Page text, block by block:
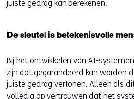
juiste gedrag kan berekenen.
De sleutel is betekenisvolle
Bij het ontwikkelen van AI-
zijn dat gegarandeerd kan worden
juiste gedrag vertonen. Alleen als
volledig op vertrouwen dat het